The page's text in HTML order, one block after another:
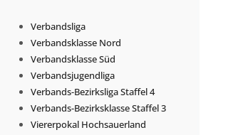
Verbandsliga
Verbandsklasse Nord
Verbandsklasse Süd
Verbandsjugendliga
Verbands-Bezirksliga Staffel 4
Verbands-Bezirksklasse Staffel 3
Viererpokal Hochsauerland